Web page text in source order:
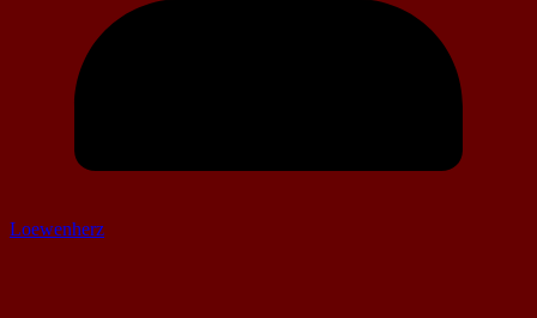
Loewenherz